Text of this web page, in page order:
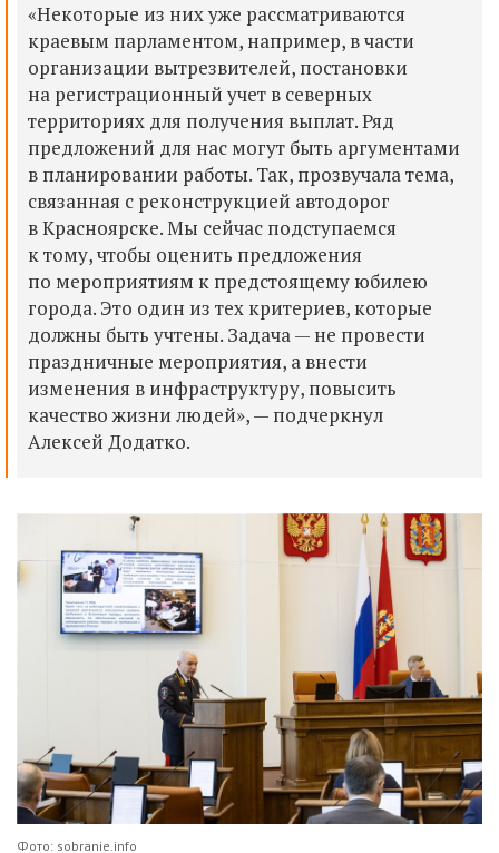
«Некоторые из них уже рассматриваются
краевым парламентом, например, в части
организации вытрезвителей, постановки
на регистрационный учет в северных
территориях для получения выплат. Ряд
предложений для нас могут быть аргументами
в планировании работы. Так, прозвучала тема,
связанная с реконструкцией автодорог
в Красноярске. Мы сейчас подступаемся
к тому, чтобы оценить предложения
по мероприятиям к предстоящему юбилею
города. Это один из тех критериев, которые
должны быть учтены. Задача — не провести
праздничные мероприятия, а внести
изменения в инфраструктуру, повысить
качество жизни людей», — подчеркнул
Алексей Додатко.
Фото: sobranie.info